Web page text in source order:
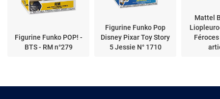
Figurine Funko POP! -
BTS - RM n°279
Figurine Funko Pop
Disney Pixar Toy Story
5 Jessie N° 1710
Mattel